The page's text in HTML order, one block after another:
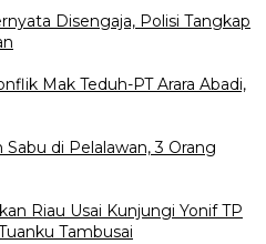
Disengaja, Polisi Tangkap
Mak Teduh-PT Arara Abadi,
di Pelalawan, 3 Orang
Riau Usai Kunjungi Yonif TP
Tambusai